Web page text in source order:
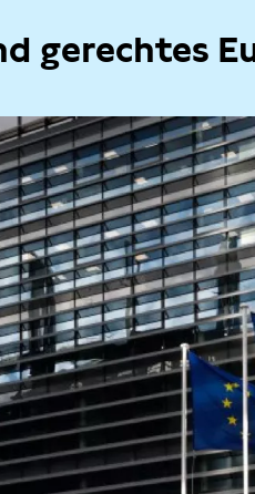
gerechtes